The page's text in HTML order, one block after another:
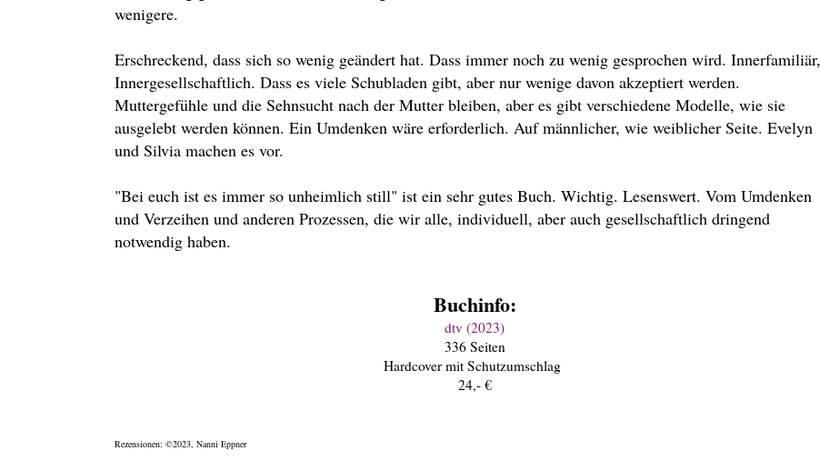
wenigere.
Erschreckend, dass sich so wenig geändert hat. Dass immer noch zu wenig gesprochen wird. Innerfamiliär,
Innergesellschaftlich. Dass es viele Schubladen gibt, aber nur wenige davon akzeptiert werden.
Muttergefühle und die Sehnsucht nach der Mutter bleiben, aber es gibt verschiedene Modelle, wie sie
ausgelebt werden können. Ein Umdenken wäre erforderlich. Auf männlicher, wie weiblicher Seite. Evelyn
und Silvia machen es vor.
"Bei euch ist es immer so unheimlich still" ist ein sehr gutes Buch. Wichtig. Lesenswert. Vom Umdenken
und Verzeihen und anderen Prozessen, die wir alle, individuell, aber auch gesellschaftlich dringend
notwendig haben.
Buchinfo:
dtv (2023)
336 Seiten
Hardcover mit Schutzumschlag
24,- €
Rezensionen: ©2023, Nanni Eppner